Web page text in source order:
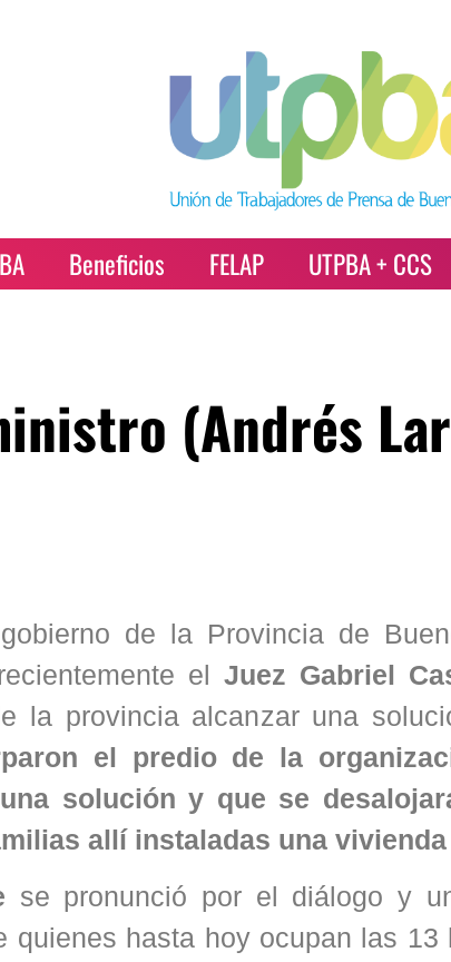
Beneficios FELAP UTPBA + CCS
(Andrés
de la Provincia de
elJuez Gabriel
la provincia alcanzar una
el predio de la
solución y que se
allí instaladas una
se pronunció por el diálogo y
quienes hasta hoy ocupan las